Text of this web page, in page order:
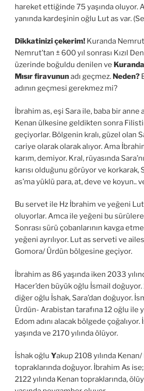
hareket ettiğinde 75 yaşında oluyor.
yanında kardeşinin oğlu Lut as var.
Dikkatinizi çekerim! Kuranda
Nemrut’tan ± 600 yıl sonrası Kızıl
üzerinde boğuldu denilen ve
Mısır firavununadı geçmez. Neden?
adının geçmesi gerekmez mi?
İbrahim as, eşi Sara ile, baba bir anne
Kenan ülkesine geldikten sonra
geçiyorlar. Bölgenin kralı, güzel olan
cariye olarak olarak alıyor. Ama
karım, demiyor. Kral, rüyasında
karısı olduğunu görüyor ve korkarak,
as’ma yüklü para, at, deve ve koyun..
Bu servet ile Hz İbrahim ve yeğeni
oluyorlar. Amca ile yeğeni bu
Sonrası sürü çobanlarının kavga
yeğeni ayrılıyor. Lut as serveti ve
Gomora/ Ürdün bölgesine geçiyor.
İbrahim as 86 yaşında iken 2033
Hacer’den büyük oğlu İsmail doğuyor.
diğer oğlu İshak, Sara’dan doğuyor.
Ürdün- Arabistan tarafına 12 oğlu ile
Edom adını alacak bölgede çoğalıyor.
yaşında ve 2170 yılında ölüyor.
İshak oğlu Yakup 2108 yılında Kenan/
topraklarında doğuyor. İbrahim As
2122 yılında Kenan topraklarında,